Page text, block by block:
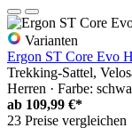
Varianten
Ergon ST Core Evo
Trekking-Sattel,
Herren · Farbe:
ab 109,99 €*
23 Preise vergleichen